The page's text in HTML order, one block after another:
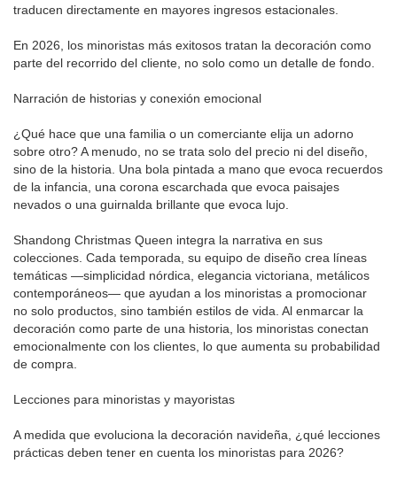
traducen directamente en mayores ingresos estacionales.
En 2026, los minoristas más exitosos tratan la decoración como
parte del recorrido del cliente, no solo como un detalle de fondo.
Narración de historias y conexión emocional
¿Qué hace que una familia o un comerciante elija un adorno
sobre otro? A menudo, no se trata solo del precio ni del diseño,
sino de la historia. Una bola pintada a mano que evoca recuerdos
de la infancia, una corona escarchada que evoca paisajes
nevados o una guirnalda brillante que evoca lujo.
Shandong Christmas Queen integra la narrativa en sus
colecciones. Cada temporada, su equipo de diseño crea líneas
temáticas —simplicidad nórdica, elegancia victoriana, metálicos
contemporáneos— que ayudan a los minoristas a promocionar
no solo productos, sino también estilos de vida. Al enmarcar la
decoración como parte de una historia, los minoristas conectan
emocionalmente con los clientes, lo que aumenta su probabilidad
de compra.
Lecciones para minoristas y mayoristas
A medida que evoluciona la decoración navideña, ¿qué lecciones
prácticas deben tener en cuenta los minoristas para 2026?